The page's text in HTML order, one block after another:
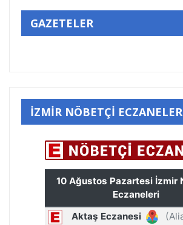
GAZETELER
İZMİR NÖBETÇİ ECZANELER